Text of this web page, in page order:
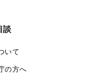
りますので
談
いて
の方へ